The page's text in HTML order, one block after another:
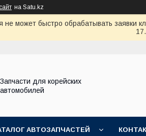
на Satu.kz
не может быстро обрабатывать заявки
Запчасти для корейских
автомобилей
АВТОЗАПЧАСТЕЙ